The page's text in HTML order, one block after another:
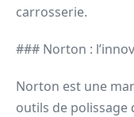
carrosserie.
### Norton :
Norton est une
outils de polissage